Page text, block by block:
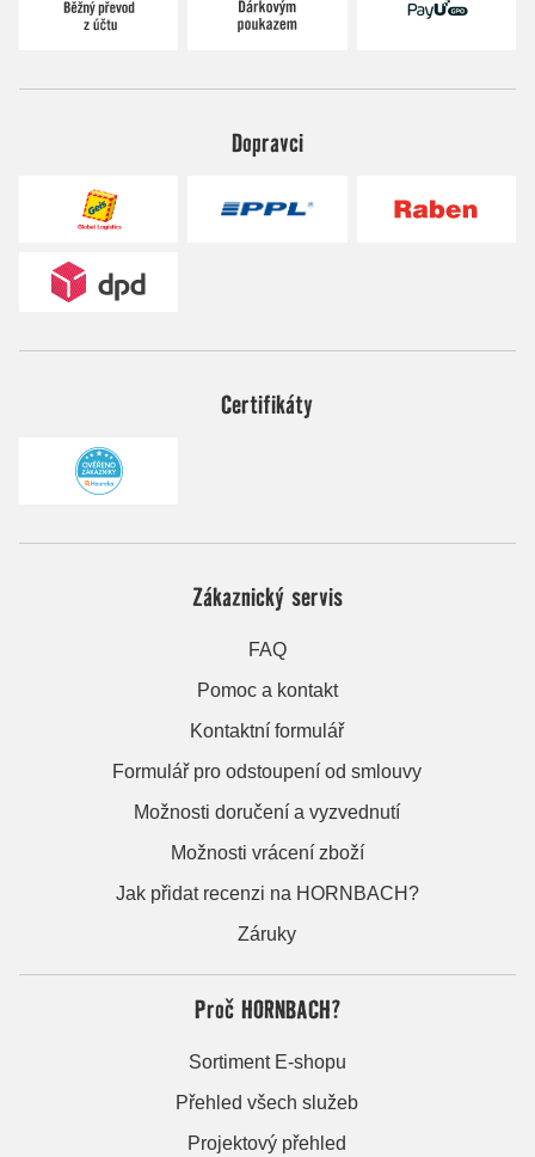
Dopravci
Certifikáty
Zákaznický servis
FAQ
Pomoc a kontakt
Kontaktní formulář
Formulář pro odstoupení od smlouvy
Možnosti doručení a vyzvednutí
Možnosti vrácení zboží
Jak přidat recenzi na HORNBACH?
Záruky
Proč HORNBACH?
Sortiment E-shopu
Přehled všech služeb
Projektový přehled